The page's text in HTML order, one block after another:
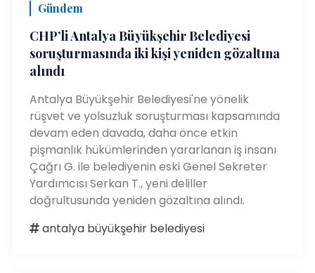
Gündem
CHP’li Antalya Büyükşehir Belediyesi
soruşturmasında iki kişi yeniden gözaltına
alındı
Antalya Büyükşehir Belediyesi'ne yönelik
rüşvet ve yolsuzluk soruşturması kapsamında
devam eden davada, daha önce etkin
pişmanlık hükümlerinden yararlanan iş insanı
Çağrı G. ile belediyenin eski Genel Sekreter
Yardımcısı Serkan T., yeni deliller
doğrultusunda yeniden gözaltına alındı.
antalya büyükşehir belediyesi